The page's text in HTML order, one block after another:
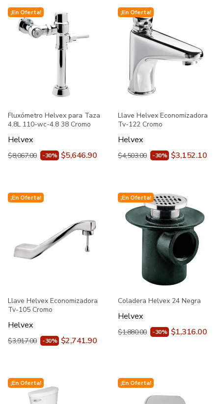
¡En Oferta!
Fluxómetro Helvex para Taza
4.8L 110-wc-4.8 38 Cromo
Helvex
$8,067.00 -30% $5,646.90
¡En Oferta!
Llave Helvex Economizadora
Tv-122 Cromo
Helvex
$4,503.00 -30% $3,152.10
¡En Oferta!
Llave Helvex Economizadora
Tv-105 Cromo
Helvex
$3,917.00 -30% $2,741.90
¡En Oferta!
Coladera Helvex 24 Negra
Helvex
$1,880.00 -30% $1,316.00
¡En Oferta! ¡En Oferta!